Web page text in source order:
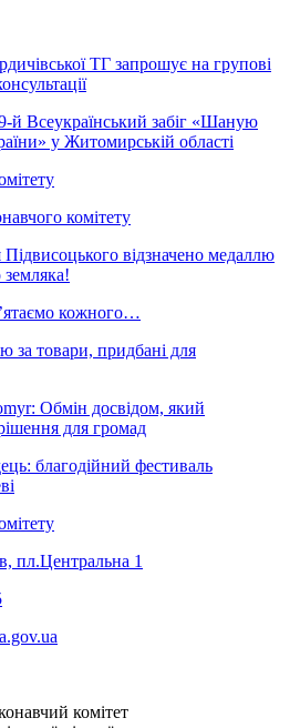
ТГ запрошує на групові
й Всеукраїнський забіг «Шаную
у Житомирській області
комітету
відзначено медаллю
кожного…
за товари, придбані для
Обмін досвідом, який
для громад
благодійний фестиваль
пл.Центральна 1
комітет